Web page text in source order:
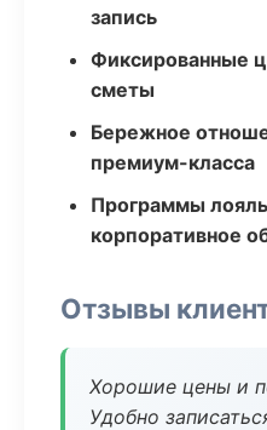
запись
Фиксированные
сметы
Бережное
премиум-класса
Программы
корпоративное
Отзывы
Хорошие цены и
Удобно